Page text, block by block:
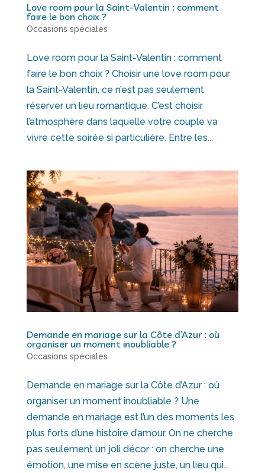
Love room pour la Saint-Valentin : comment
faire le bon choix ?
Occasions spéciales
Love room pour la Saint-Valentin : comment
faire le bon choix ? Choisir une love room pour
la Saint-Valentin, ce n’est pas seulement
réserver un lieu romantique. C’est choisir
l’atmosphère dans laquelle votre couple va
vivre cette soirée si particulière. Entre les...
Demande en mariage sur la Côte d’Azur : où
organiser un moment inoubliable ?
Occasions spéciales
Demande en mariage sur la Côte d’Azur : où
organiser un moment inoubliable ? Une
demande en mariage est l’un des moments les
plus forts d’une histoire d’amour. On ne cherche
pas seulement un joli décor : on cherche une
émotion, une mise en scène juste, un lieu qui...